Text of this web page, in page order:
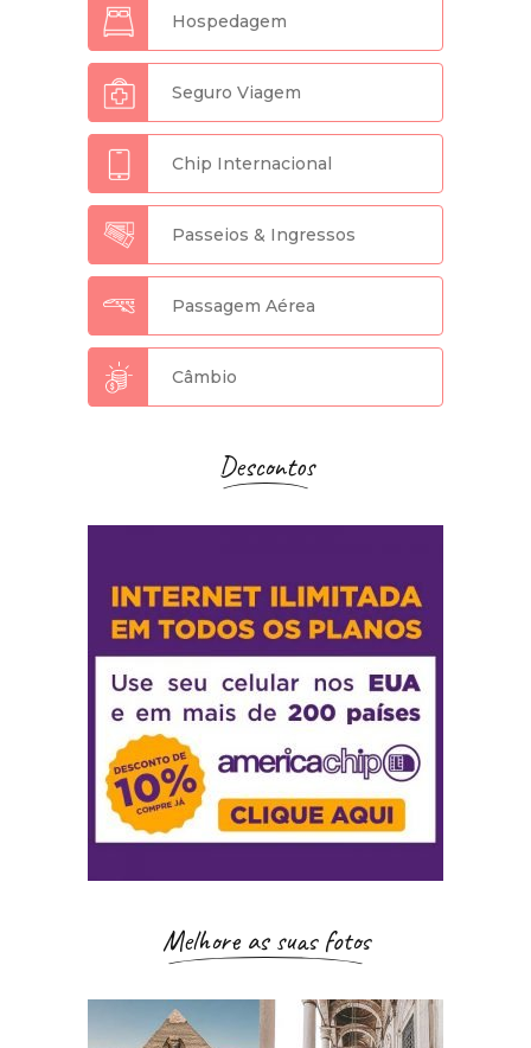
Hospedagem
Seguro Viagem
Chip Internacional
Passeios & Ingressos
Passagem Aérea
Câmbio
Descontos
Melhore as suas fotos